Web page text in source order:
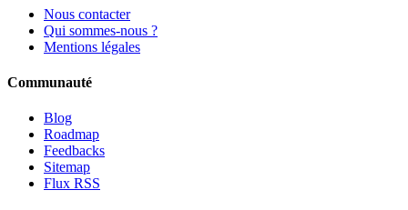
Nous contacter
Qui sommes-nous ?
Mentions légales
Communauté
Blog
Roadmap
Feedbacks
Sitemap
Flux RSS